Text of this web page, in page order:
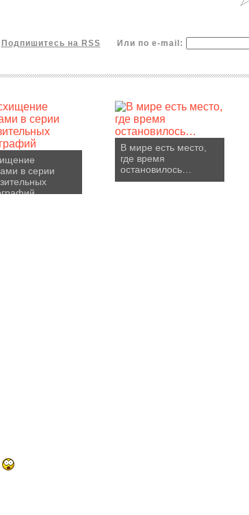
Подпишитесь на RSS Или по e-mail:
в серии
В мире есть место,
где время
остановилось…